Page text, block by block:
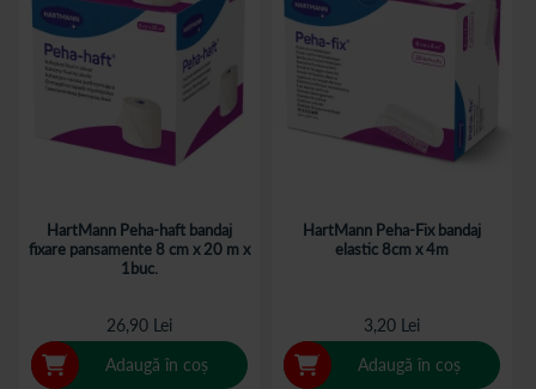
HartMann Peha-haft bandaj
fixare pansamente 8 cm x 20 m x
1buc.
26,90 Lei
Adaugă în coș
HartMann Peha-Fix bandaj
elastic 8cm x 4m
3,20 Lei
Adaugă în coș